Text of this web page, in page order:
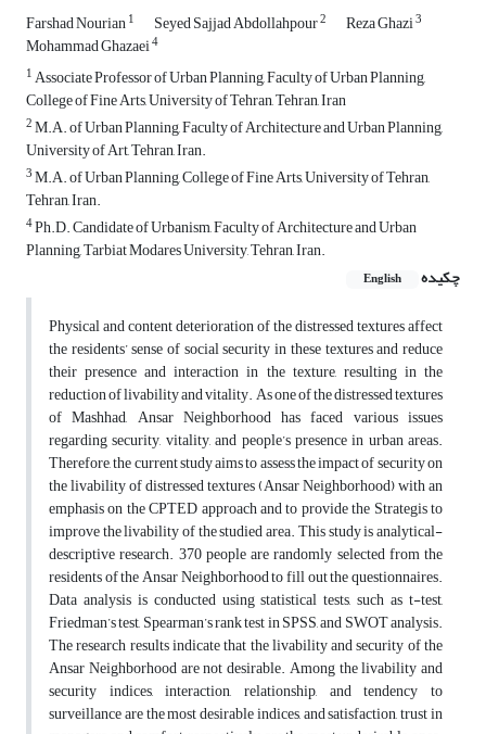
Farshad Nourian1 Seyed Sajjad Abdollahpour2 Reza Ghazi3
Mohammad Ghazaei4
1Associate Professor of Urban Planning, Faculty of Urban Planning,
College of Fine Arts, University of Tehran, Tehran, Iran
2M.A. of Urban Planning, Faculty of Architecture and Urban Planning,
University of Art, Tehran, Iran.
3M.A. of Urban Planning, College of Fine Arts, University of Tehran,
Tehran, Iran.
4Ph.D. Candidate of Urbanism, Faculty of Architecture and Urban
Planning, Tarbiat Modares University, Tehran, Iran.
چکیده
English
Physical and content deterioration of the distressed textures affect
the residents’ sense of social security in these textures and reduce
their presence and interaction in the texture, resulting in the
reduction of livability and vitality. As one of the distressed textures
of Mashhad, Ansar Neighborhood has faced various issues
regarding security, vitality, and people’s presence in urban areas.
Therefore, the current study aims to assess the impact of security on
the livability of distressed textures (Ansar Neighborhood) with an
emphasis on the CPTED approach and to provide the Strategis to
improve the livability of the studied area. This study is analytical-
descriptive research. 370 people are randomly selected from the
residents of the Ansar Neighborhood to fill out the questionnaires.
Data analysis is conducted using statistical tests, such as t-test,
Friedman’s test, Spearman’s rank test in SPSS, and SWOT analysis.
The research results indicate that the livability and security of the
Ansar Neighborhood are not desirable. Among the livability and
security indices, interaction, relationship, and tendency to
surveillance are the most desirable indices, and satisfaction, trust in